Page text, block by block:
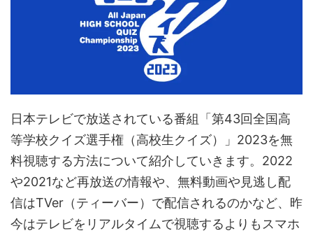
日本テレビで放送されている番組「第43回全国高
等学校クイズ選手権（高校生クイズ）」2023を無
料視聴する方法について紹介していきます。2022
や2021など再放送の情報や、無料動画や見逃し配
信はTVer（ティーバー）で配信されるのかなど、昨
今はテレビをリアルタイムで視聴するよりもスマホ